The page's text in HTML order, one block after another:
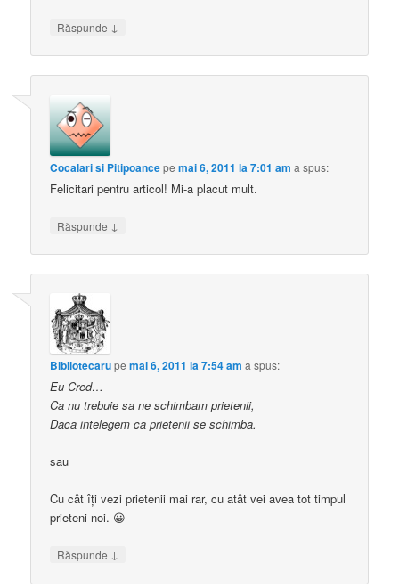
Răspunde ↓
Cocalari si Pitipoancepemai 6, 2011 la 7:01 am a spus:
Felicitari pentru articol! Mi-a placut mult.
Răspunde ↓
Bibliotecarupemai 6, 2011 la 7:54 am a spus:
Eu Cred…
Ca nu trebuie sa ne schimbam prietenii,
Daca intelegem ca prietenii se schimba.
sau
Cu cât îţi vezi prietenii mai rar, cu atât vei avea tot timpul
prieteni noi. 😀
Răspunde ↓